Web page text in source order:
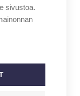
sivustoa.